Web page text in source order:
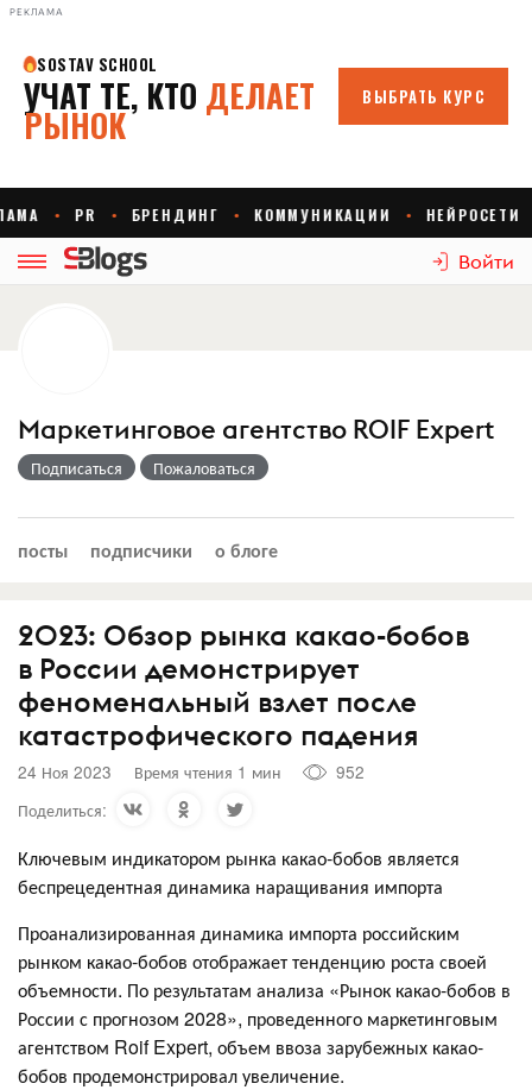
РЕКЛАМА
Войти
Маркетинговое агентство ROIF Expert
Подписаться Пожаловаться
посты подписчики о блоге
2023: Обзор рынка какао-бобов
в России демонстрирует
феноменальный взлет после
катастрофического падения
24 Ноя 2023 Время чтения 1 мин
952
Поделиться:
Ключевым индикатором рынка какао-бобов является
беспрецедентная динамика наращивания импорта
Проанализированная динамика импорта российским
рынком какао-бобов отображает тенденцию роста своей
объемности. По результатам анализа «Рынок какао-бобов в
России с прогнозом 2028», проведенного маркетинговым
агентством Roif Expert, объем ввоза зарубежных какао-
бобов продемонстрировал увеличение.